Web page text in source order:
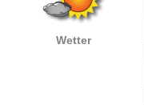
Wetter